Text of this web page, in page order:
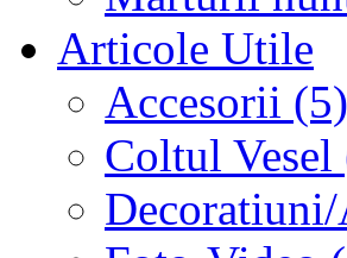
Articole Utile
Accesorii (5)
Coltul Vesel